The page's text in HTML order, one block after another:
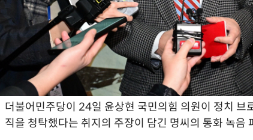
더불어민주당이 24일 윤상현 국민의힘 의원이 정치 브
직을 청탁했다는 취지의 주장이 담긴 명씨의 통화 녹음